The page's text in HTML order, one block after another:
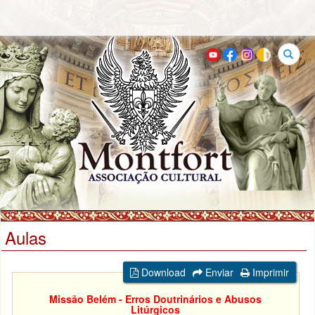
Buscar
Aulas
Download Enviar
Imprimir
Missão Belém - Erros Doutrinários e Abusos
Litúrgicos